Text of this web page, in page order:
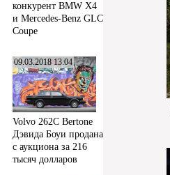
конкурент BMW X4
и Mercedes-Benz GLC
Coupe
09.03.2018 13:04
Volvo 262C Bertone
Дэвида Боуи продана
с аукциона за 216
тысяч долларов